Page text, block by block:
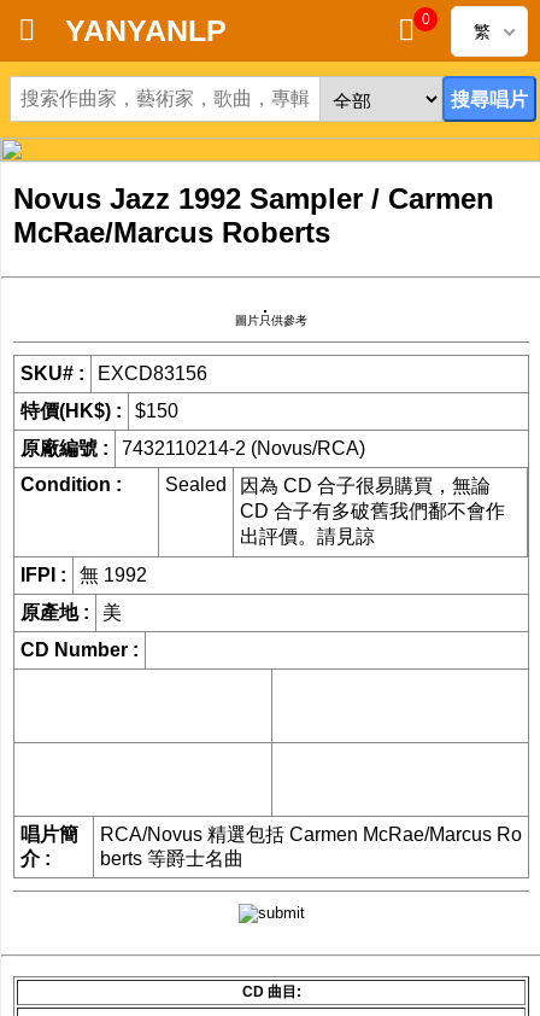
首頁
新到黑膠唱片
新到CD
黑膠唱片
CD
清貨
清貨發燒零件
網購/發貨付運
聯糸我們
YANYANLP 0
繁
Novus Jazz 1992 Sampler / Carmen
McRae/Marcus Roberts
圖片只供參考
SKU# :
EXCD83156
特價(HK$) :
$150
原廠編號 :
7432110214-2 (Novus/RCA)
Condition :
Sealed
因為 CD 合子很易購買，無論
CD 合子有多破舊我們鄱不會作
出評價。請見諒
IFPI :
無 1992
原產地 :
美
CD Number :
唱片簡
介 :
RCA/Novus 精選包括 Carmen McRae/Marcus Ro
berts 等爵士名曲
CD 曲目: